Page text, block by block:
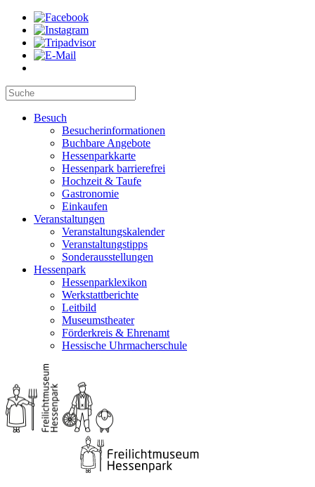
Besuch
Besucherinformationen
Buchbare Angebote
Hessenparkkarte
Hessenpark barrierefrei
Hochzeit & Taufe
Gastronomie
Einkaufen
Veranstaltungen
Veranstaltungskalender
Veranstaltungstipps
Sonderausstellungen
Hessenpark
Hessenparklexikon
Werkstattberichte
Leitbild
Museumstheater
Förderkreis & Ehrenamt
Hessische Uhrmacherschule